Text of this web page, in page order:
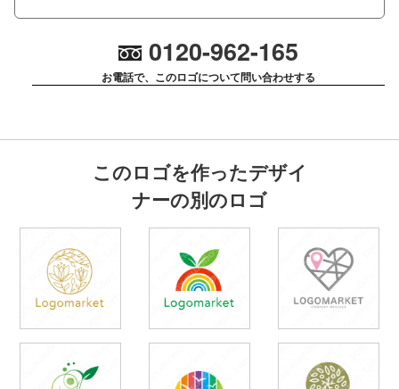
0120-962-165
お電話で、このロゴについて問い合わせする
このロゴを作ったデザイ
ナーの別のロゴ